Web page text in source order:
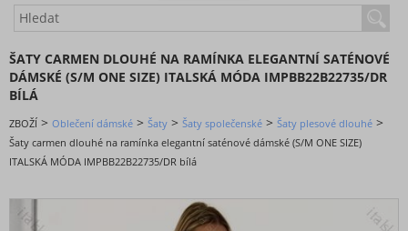
NOVINKY
AKCE
DOPORUČENÉ
BESTSELLERY
BLACK FRIDAY slevy až -80%
Oblečení dámské
Bundy, kabáty,vesty a saka
ŠATY CARMEN DLOUHÉ NA RAMÍNKA ELEGANTNÍ SATÉNOVÉ
DÁMSKÉ (S/M ONE SIZE) ITALSKÁ MÓDA IMPBB22B22735/DR
BÍLÁ
ZBOŽÍ > Oblečení dámské > Šaty > Šaty společenské > Šaty plesové dlouhé >
Šaty carmen dlouhé na ramínka elegantní saténové dámské (S/M ONE SIZE)
ITALSKÁ MÓDA IMPBB22B22735/DR bílá